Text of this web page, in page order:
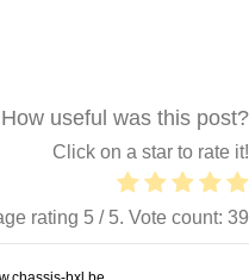
How useful was this post?
Click on a star to rate it!
rating 5 / 5. Vote count: 39